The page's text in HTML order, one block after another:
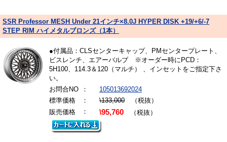
SSR Professor MESH Under 21インチ×8.0J HYPER DISK +19/+6/-7
STEP RIM ハイメタルブロンズ（1本）
●付属品：CLSセンターキャップ、PMセンタープレート、
ビスレンチ、エアーバルブ ※オーダー時にPCD：
5H100、114.3＆120（マルチ） 、インセットをご指定下さ
い。
お問合NO
：
105013692024
標準価格
： \133,000 （税抜）
販売価格
： \95,760 （税抜）